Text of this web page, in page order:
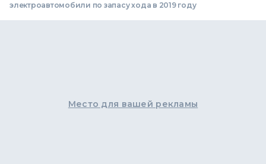
электроавтомобили по запасу хода в 2019 году
Место для вашей рекламы